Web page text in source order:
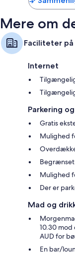
Mere om
Faciliteter
Internet
Parkering
Gratis
Mulighed
Mulighed
Der er
Mad og
10.30
AUD for
En bar/